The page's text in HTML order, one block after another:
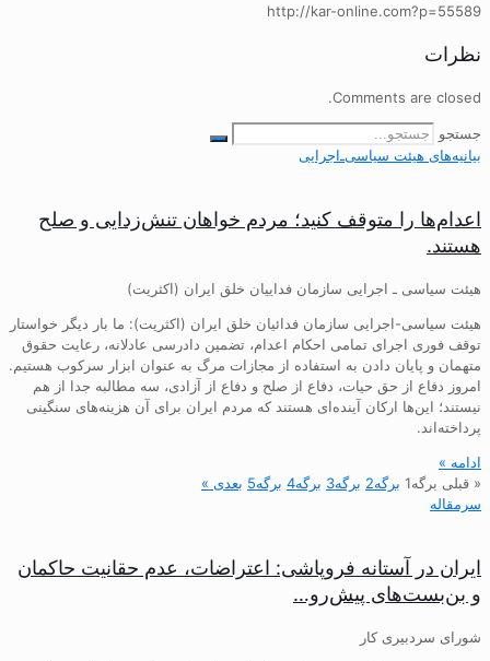
http://kar-online.com?p=55589
نظرات
Comments are closed.
جستجو
بیانیه‌های هیئت‌ سیاسی‌ـ‌اجرایی
اعدام‌ها را متوقف کنید؛ مردم خواهان تنش‌زدایی و صلح
هستند.
هیئت سیاسی ـ اجرایی سازمان فداییان خلق ایران (اکثریت)
هیئت سیاسی-اجرایی سازمان فدائیان خلق ایران (اکثریت): ما بار دیگر خواستار
توقف فوری اجرای تمامی احکام اعدام، تضمین دادرسی عادلانه، رعایت حقوق
متهمان و پایان دادن به استفاده از مجازات مرگ به عنوان ابزار سرکوب هستیم.
امروز دفاع از حق حیات، دفاع از صلح و دفاع از آزادی، سه مطالبه جدا از هم
نیستند؛ این‌ها ارکان آینده‌ای هستند که مردم ایران برای آن هزینه‌های سنگینی
پرداخته‌اند.
ادامه »
« قبلی
برگه1 برگه2 برگه3 برگه4 برگه5 بعدی »
سرمقاله
ایران در آستانه فروپاشی: اعتراضات، عدم حقانیت حاکمان
و بن‌بست‌های پیش‌رو…
شورای سردبیری کار